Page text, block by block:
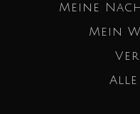
Meine
Mein
Alle